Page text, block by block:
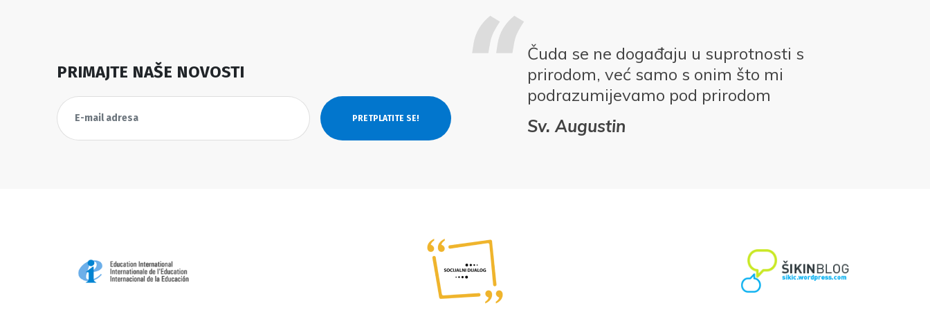
PRIMAJTE NAŠE NOVOSTI
Čuda se ne događaju u suprotnosti s
prirodom, već samo s onim što mi
podrazumijevamo pod prirodom
Sv. Augustin